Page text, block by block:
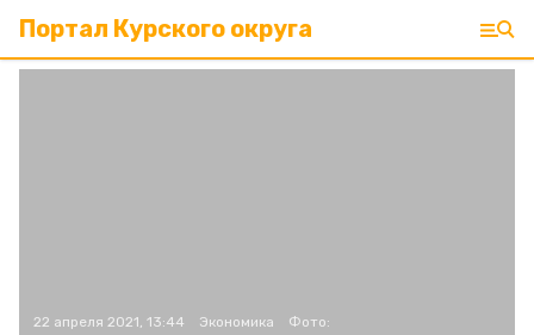
Портал Курского округа
22 апреля 2021, 13:44 Экономика Фото: